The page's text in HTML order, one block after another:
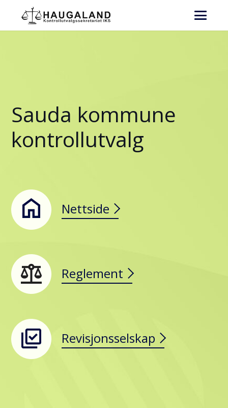
Sauda kommune
kontrollutvalg
Nettside
Reglement
Revisjonsselskap